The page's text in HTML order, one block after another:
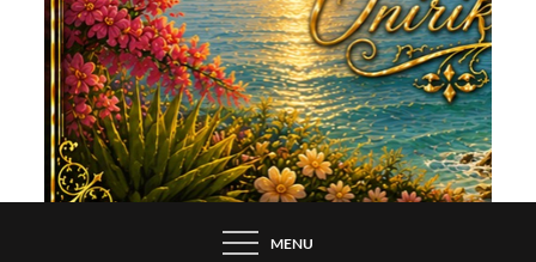
MENU